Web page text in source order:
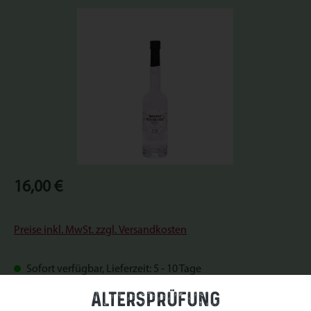
Regulärer Preis:
16,00 €
Preise inkl. MwSt. zzgl. Versandkosten
Sofort verfügbar, Lieferzeit: 5 - 10 Tage
auswählenAltersprüfung